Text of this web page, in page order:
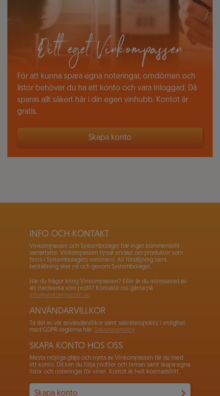
Ditt eget Vinkompassen
För att kunna spara egna noteringar, omdömen och
listor behöver du ha ett konto och vara inloggad. Då
sparas allt säkert här i din egen vinhubb. Kontot är
gratis.
Skapa konto
INFO OCH KONTAKT
Vinkompassen och Systembolaget har inget kommersiellt
samarbete. Vinkompassen tipsar endast om produkter som
finns i Systembolagets sortiment. All försäljning samt
beställning sker på och genom Systembolaget.
Har du frågor kring Vinkompassen? Eller är du intresserad av
att medverka som profil? Kontakta oss gärna på
info@vinkompassen.se
ANVÄNDARVILLKOR
Ta del av vår användarvillkor samt sekretesspolicy i enlighet
med GDPR-reglerna här: Sekretesspolicy
SKAPA KONTO HOS OSS
Mesta möjliga gläje och nytta av Vinkompassen får du med
ett konto. Då kan du följa profiler och teman samt skapa egna
listor och noteringar för viner. Kontot är helt kostnadsfritt.
Skapa konto